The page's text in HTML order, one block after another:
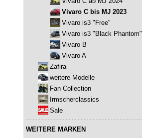
Vivaro C bis MJ 2023
Vivaro is3 "Free"
Vivaro is3 "Black Phantom"
Vivaro B
Vivaro A
Zafira
weitere Modelle
Fan Collection
Irmscherclassics
Sale
WEITERE MARKEN